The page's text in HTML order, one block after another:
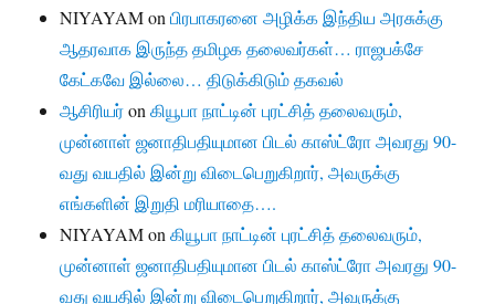
NIYAYAMonபிரபாகரனை அழிக்க இந்திய அரசுக்கு
ஆதரவாக இருந்த தமிழக தலைவர்கள்… ராஜபக்சே
கேட்கவே இல்லை… திடுக்கிடும் தகவல்
ஆசிரியர்onகியூபா நாட்டின் புரட்சித் தலைவரும்,
முன்னாள் ஜனாதிபதியுமான பிடல் காஸ்ட்ரோ அவரது 90-
வது வயதில் இன்று விடைபெறுகிறார், அவருக்கு
எங்களின் இறுதி மரியாதை….
NIYAYAMonகியூபா நாட்டின் புரட்சித் தலைவரும்,
முன்னாள் ஜனாதிபதியுமான பிடல் காஸ்ட்ரோ அவரது 90-
வது வயதில் இன்று விடைபெறுகிறார், அவருக்கு